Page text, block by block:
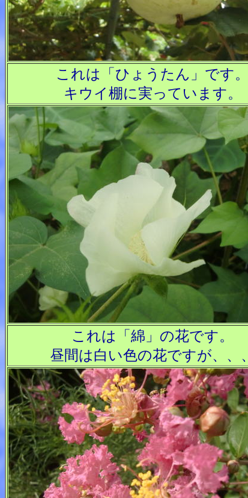
これは「ひょうたん」です。
キウイ棚に実っています。
これは「綿」の花です。
昼間は白い色の花ですが、、、